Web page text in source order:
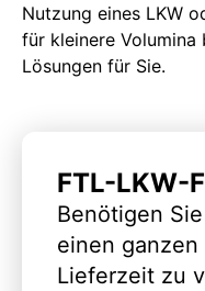
Nutzung eines LKW
für kleinere
Lösungen für Sie.
FTL-LKW-
Benötigen
einen ganzen
Lieferzeit zu